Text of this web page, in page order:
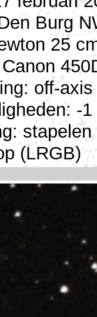
Burg
25
off-
-
(LRGB)